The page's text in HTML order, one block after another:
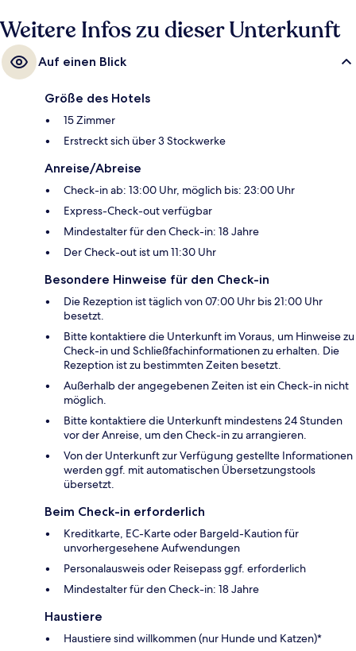
Weitere Infos zu dieser Unterkunft
Auf einen Blick
Größe des Hotels
15 Zimmer
Erstreckt sich über 3 Stockwerke
Anreise/Abreise
Check-in ab: 13:00 Uhr, möglich bis: 23:00 Uhr
Express-Check-out verfügbar
Mindestalter für den Check-in: 18 Jahre
Der Check-out ist um 11:30 Uhr
Besondere Hinweise für den Check-in
Die Rezeption ist täglich von 07:00 Uhr bis 21:00 Uhr
besetzt.
Bitte kontaktiere die Unterkunft im Voraus, um Hinweise zu
Check-in und Schließfachinformationen zu erhalten. Die
Rezeption ist zu bestimmten Zeiten besetzt.
Außerhalb der angegebenen Zeiten ist ein Check-in nicht
möglich.
Bitte kontaktiere die Unterkunft mindestens 24 Stunden
vor der Anreise, um den Check-in zu arrangieren.
Von der Unterkunft zur Verfügung gestellte Informationen
werden ggf. mit automatischen Übersetzungstools
übersetzt.
Beim Check-in erforderlich
Kreditkarte, EC-Karte oder Bargeld-Kaution für
unvorhergesehene Aufwendungen
Personalausweis oder Reisepass ggf. erforderlich
Mindestalter für den Check-in: 18 Jahre
Haustiere
Haustiere sind willkommen (nur Hunde und Katzen)*